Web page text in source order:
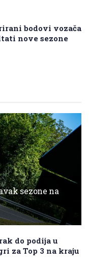
bodovi vozača
nove sezone
sezone na
do podija u
za Top 3 na kraju